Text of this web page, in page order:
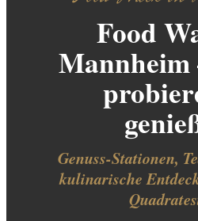
Food
Mannheim
Genuss-Stationen,
kulinarische